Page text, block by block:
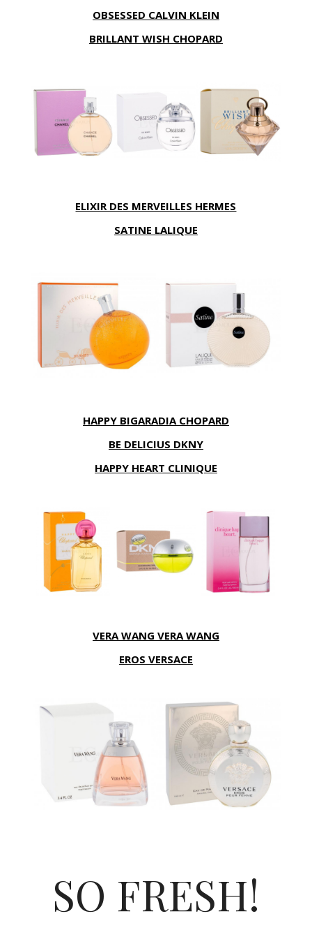
OBSESSED CALVIN KLEIN
BRILLANT WISH CHOPARD
ELIXIR DES MERVEILLES HERMES
SATINE LALIQUE
HAPPY BIGARADIA CHOPARD
BE DELICIUS DKNY
HAPPY HEART CLINIQUE
VERA WANG VERA WANG
EROS VERSACE
SO FRESH!